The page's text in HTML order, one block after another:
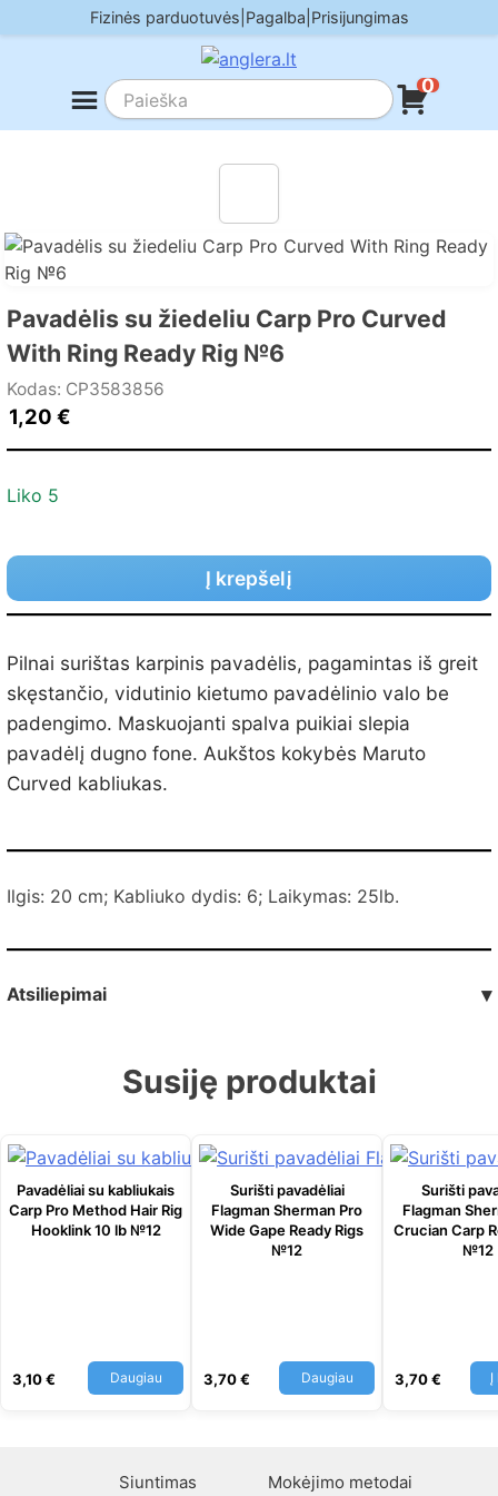
to
Fizinės parduotuvės Pagalba Prisijungimas
0
Pavadėlis su žiedeliu Carp Pro Curved
With Ring Ready Rig №6
Kodas: CP3583856
1,20 €
Liko 5
Į krepšelį
Pilnai surištas karpinis pavadėlis, pagamintas iš greit
skęstančio, vidutinio kietumo pavadėlinio valo be
padengimo. Maskuojanti spalva puikiai slepia
pavadėlį dugno fone. Aukštos kokybės Maruto
Curved kabliukas.
Ilgis: 20 cm; Kabliuko dydis: 6; Laikymas: 25lb.
Atsiliepimai ▾
Susiję produktai
Pavadėliai su kabliukais
Carp Pro Method Hair Rig
Hooklink 10 lb №12
3,10€ Daugiau
Surišti pavadėliai
Flagman Sherman Pro
Wide Gape Ready Rigs
№12
3,70€ Daugiau
Surišti
Flagman
Crucian Carp
№12
3,70€ Į
Siuntimas Mokėjimo metodai